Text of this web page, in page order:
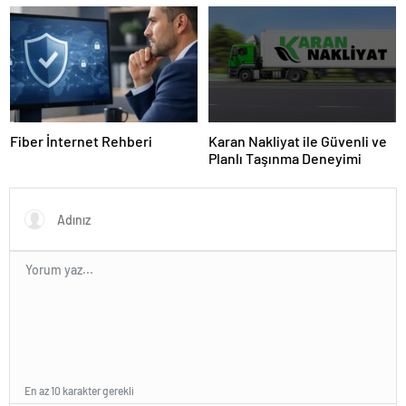
Fiber İnternet Rehberi
Karan Nakliyat ile Güvenli ve
Planlı Taşınma Deneyimi
En az 10 karakter gerekli